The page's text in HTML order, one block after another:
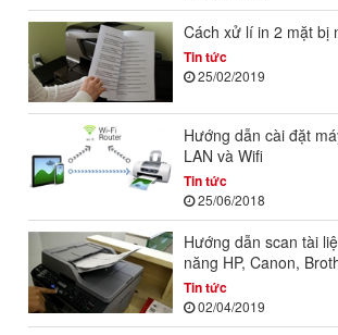
Cách xử lí in 2 mặt bị
Tin tức
25/02/2019
Hướng dẫn cài đặt
LAN và Wifi
Tin tức
25/06/2018
Hướng dẫn scan tài
năng HP, Canon,
Tin tức
02/04/2019